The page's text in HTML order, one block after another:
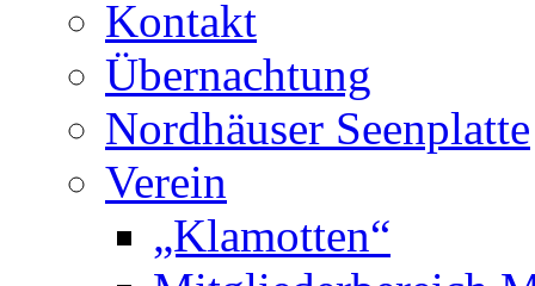
Kontakt
Übernachtung
Nordhäuser Seenplatte
Verein
„Klamotten“